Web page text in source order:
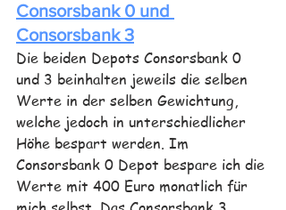
Consorsbank 0 und
Consorsbank 3
Die beiden Depots Consorsbank 0
und 3 beinhalten jeweils die selben
Werte in der selben Gewichtung,
welche jedoch in unterschiedlicher
Höhe bespart werden. Im
Consorsbank 0 Depot bespare ich die
Werte mit 400 Euro monatlich für